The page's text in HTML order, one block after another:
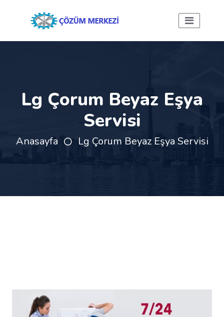
Lg Çorum Beyaz Eşya
Servisi
Anasayfa Lg Çorum Beyaz Eşya Servisi